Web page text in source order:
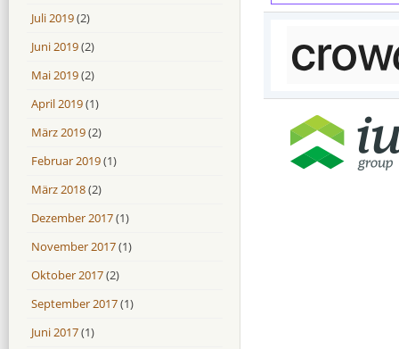
Juli 2019(2)
Juni 2019(2)
Mai 2019(2)
April 2019(1)
März 2019(2)
Februar 2019(1)
März 2018(2)
Dezember 2017(1)
November 2017(1)
Oktober 2017(2)
September 2017(1)
Juni 2017(1)